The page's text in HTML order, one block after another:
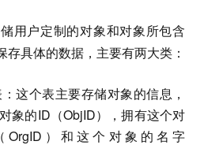
用户定制的对象和对象所包含
具体的数据，主要有两大类：
这个表主要存储对象的信息，
象的ID（ObjID），拥有这个对
）和这个对象的名字